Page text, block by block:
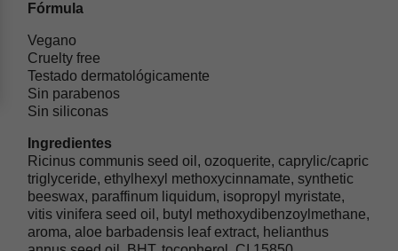
Fórmula
Vegano
Cruelty free
Testado dermatológicamente
Sin parabenos
Sin siliconas
Ingredientes
Ricinus communis seed oil, ozoquerite, caprylic/capric
triglyceride, ethylhexyl methoxycinnamate, synthetic
beeswax, paraffinum liquidum, isopropyl myristate,
vitis vinifera seed oil, butyl methoxydibenzoylmethane,
aroma, aloe barbadensis leaf extract, helianthus